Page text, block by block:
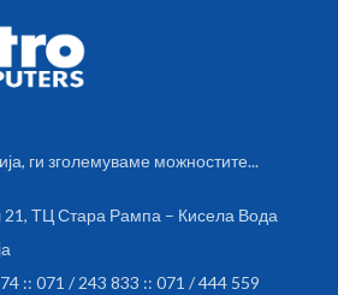
ги зголемуваме можностите...
21, ТЦ Стара Рампа – Кисела Вода
:: 071 / 243 833 :: 071 / 444 559